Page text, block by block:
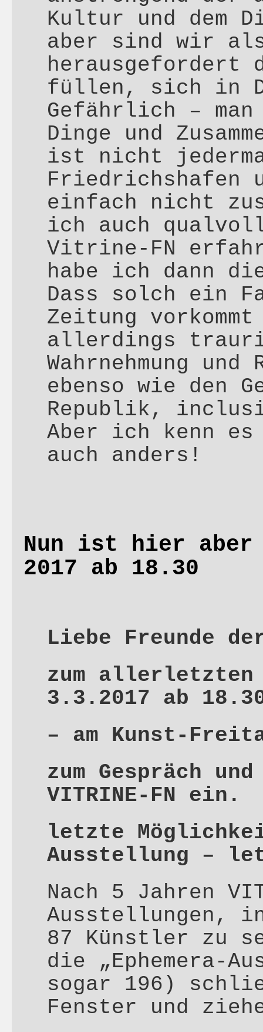
Kultur und dem
aber sind wir als
herausgefordert
füllen, sich in
Gefährlich –
Dinge und
ist nicht
Friedrichshafen
einfach nicht
ich auch
Vitrine-FN
habe ich dann
Dass solch ein
Zeitung
allerdings
Wahrnehmung
ebenso wie den
Republik,
Aber ich kenn
auch anders!
Nun ist hier aber
2017 ab 18.30
Liebe Freunde
zum allerletzten
3.3.2017 ab
– am Kunst-
zum Gespräch
VITRINE-FN ein.
letzte
Ausstellung –
Nach 5 Jahren
Ausstellungen,
87 Künstler zu
die „Ephemera-
sogar 196)
Fenster und